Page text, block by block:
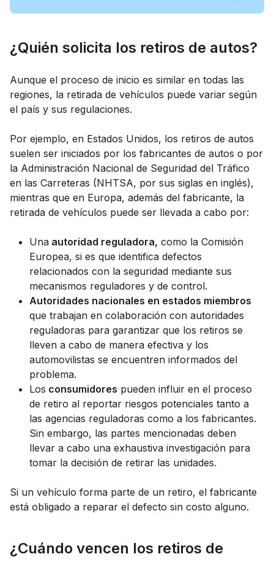
¿Quién solicita los retiros de autos?
Aunque el proceso de inicio es similar en todas las
regiones, la retirada de vehículos puede variar según
el país y sus regulaciones.
Por ejemplo, en Estados Unidos, los retiros de autos
suelen ser iniciados por los fabricantes de autos o por
la Administración Nacional de Seguridad del Tráfico
en las Carreteras (NHTSA, por sus siglas en inglés),
mientras que en Europa, además del fabricante, la
retirada de vehículos puede ser llevada a cabo por:
Una autoridad reguladora, como la Comisión
Europea, si es que identifica defectos
relacionados con la seguridad mediante sus
mecanismos reguladores y de control.
Autoridades nacionales en estados miembros
que trabajan en colaboración con autoridades
reguladoras para garantizar que los retiros se
lleven a cabo de manera efectiva y los
automovilistas se encuentren informados del
problema.
Los consumidores pueden influir en el proceso
de retiro al reportar riesgos potenciales tanto a
las agencias reguladoras como a los fabricantes.
Sin embargo, las partes mencionadas deben
llevar a cabo una exhaustiva investigación para
tomar la decisión de retirar las unidades.
Si un vehículo forma parte de un retiro, el fabricante
está obligado a reparar el defecto sin costo alguno.
¿Cuándo vencen los retiros de